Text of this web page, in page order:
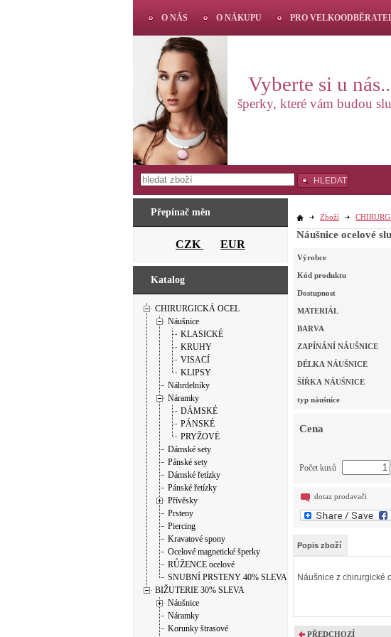
Přepínač měn
CZK EUR
Katalog
CHIRURGICKÁ OCEL
Náušnice
KLASICKÉ
KRUHY
VISACÍ
KLIPSY
Náhrdelníky
Náramky
DÁMSKÉ
PÁNSKÉ
PRYŽOVÉ
Dámské sety
Pánské sety
Dámské řetízky
Pánské řetízky
Přívěsky
Prsteny
Piercing
Kravatové spony
Ocelové magnetické šperky
RŮŽENCE ocelové
SNUBNÍ PRSTENY 40% SLEVA
BIŽUTERIE 30% SLEVA
Náušnice
Náramky
Korunky štrasové
Zboží
Náušnice ocelové
Výrobce
Kód produktu
Dostupnost
MATERIÁL
BARVA
ZAPÍNÁNÍ NÁUŠNICE
DÉLKA NÁUŠNICE
ŠÍŘKA NÁUŠNICE
typ náušnice
Cena
Počet kusů
dotaz prodavači
Popis zboží
Náušnice z chirurgické
PŘEDCHOZÍ
O NÁS O NÁKUPU PRO
Vyberte si u
šperky, které vám budou
HLEDAT